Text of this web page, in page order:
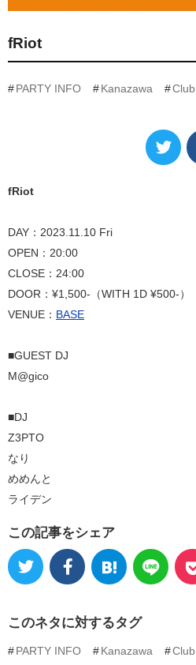
fRiot
PARTY INFO Kanazawa Club
fRiot
DAY：2023.11.10 Fri
OPEN：20:00
CLOSE：24:00
DOOR：¥1,500-（WITH 1D ¥500-）
VENUE： BASE
■GUEST DJ
M@gico
■DJ
Z3PTO
なり
めめんと
ライデン
この記事をシェア
このネタに対するタグ
PARTY INFO Kanazawa Club